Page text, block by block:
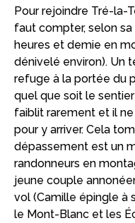
Pour rejoindre Tré-la-
faut compter, selon
heures et demie en
dénivelé environ). Un
refuge à la portée du
quel que soit le
faiblit rarement et il
pour y arriver. Cela
dépassement est un
randonneurs en
jeune couple
vol (Camille épingle à
le Mont-Blanc et les